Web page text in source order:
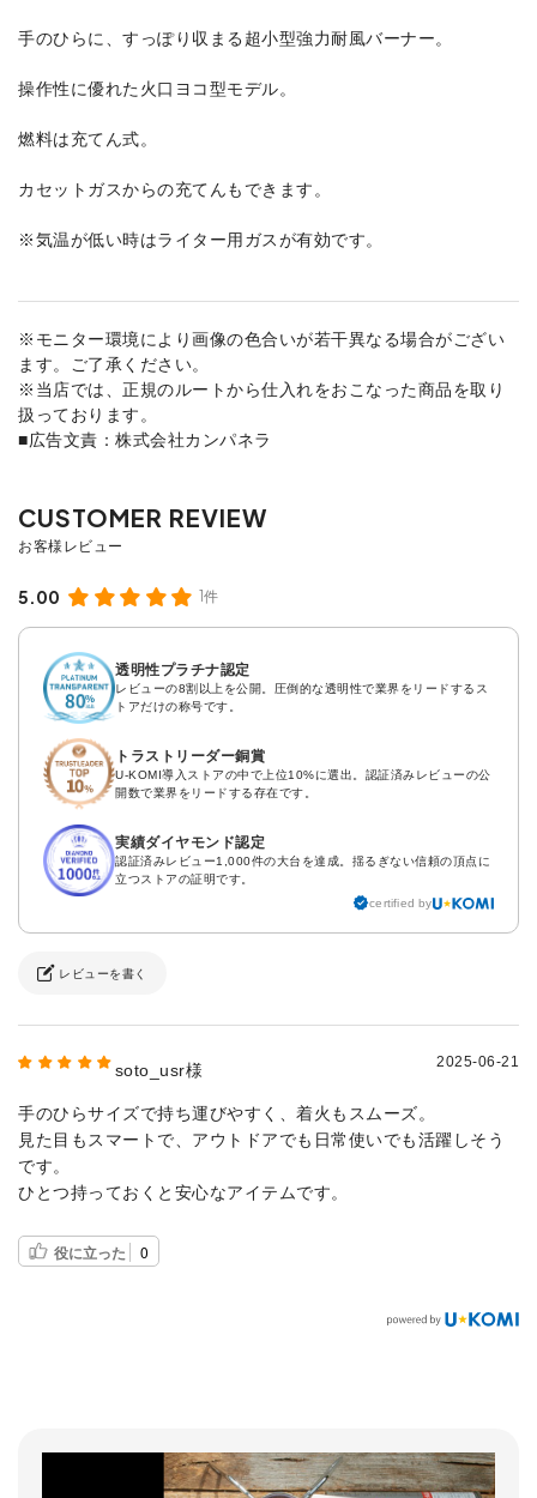
手のひらに、すっぽり収まる超小型強力耐風バーナー。
操作性に優れた火口ヨコ型モデル。
燃料は充てん式。
カセットガスからの充てんもできます。
※気温が低い時はライター用ガスが有効です。
※モニター環境により画像の色合いが若干異なる場合がござい
ます。ご了承ください。
※当店では、正規のルートから仕入れをおこなった商品を取り
扱っております。
■広告文責：株式会社カンパネラ
5.00 1件
透明性プラチナ認定
レビューの8割以上を公開。圧倒的な透明性で業界をリードするス
トアだけの称号です。
トラストリーダー銅賞
U-KOMI導入ストアの中で上位10%に選出。認証済みレビューの公
開数で業界をリードする存在です。
実績ダイヤモンド認定
認証済みレビュー1,000件の大台を達成。揺るぎない信頼の頂点に
立つストアの証明です。
certified by
レビューを書く
soto_usr様 2025-06-21
手のひらサイズで持ち運びやすく、着火もスムーズ。
見た目もスマートで、アウトドアでも日常使いでも活躍しそう
です。
ひとつ持っておくと安心なアイテムです。
役に立った 0